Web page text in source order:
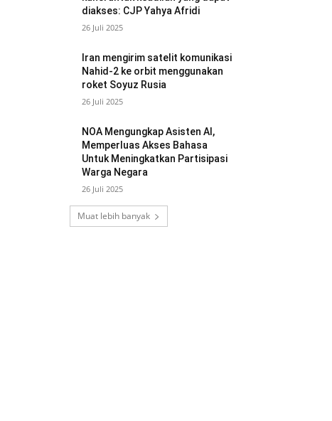
diakses: CJP Yahya Afridi
26 Juli 2025
Iran mengirim satelit komunikasi
Nahid-2 ke orbit menggunakan
roket Soyuz Rusia
26 Juli 2025
NOA Mengungkap Asisten AI,
Memperluas Akses Bahasa
Untuk Meningkatkan Partisipasi
Warga Negara
26 Juli 2025
Muat lebih banyak